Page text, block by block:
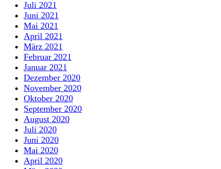
Juli 2021
Juni 2021
Mai 2021
April 2021
März 2021
Februar 2021
Januar 2021
Dezember 2020
November 2020
Oktober 2020
September 2020
August 2020
Juli 2020
Juni 2020
Mai 2020
April 2020